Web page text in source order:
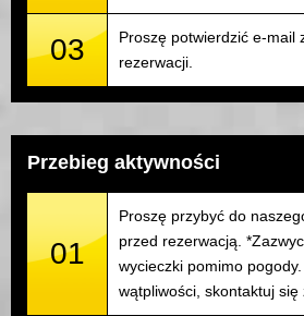
03
Proszę potwierdzić e-mail
rezerwacji.
Przebieg aktywności
01
Proszę przybyć do
przed rezerwacją.
wycieczki pomimo
wątpliwości, skontaktuj się